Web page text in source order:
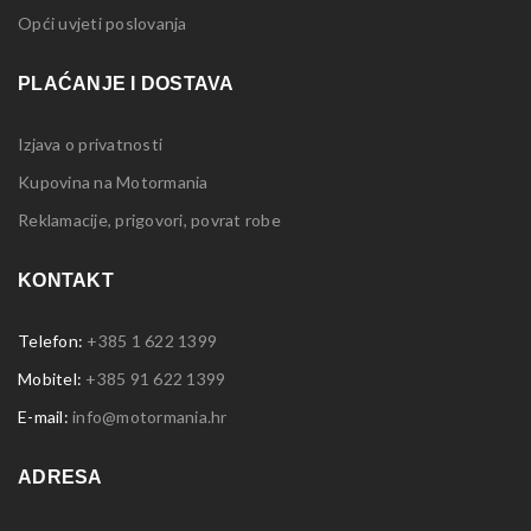
Opći uvjeti poslovanja
PLAĆANJE I DOSTAVA
Izjava o privatnosti
Kupovina na Motormania
Reklamacije, prigovori, povrat robe
KONTAKT
Telefon: +385 1 622 1399
Mobitel: +385 91 622 1399
E-mail: info@motormania.hr
ADRESA